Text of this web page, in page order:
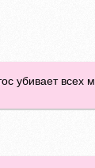
убивает всех